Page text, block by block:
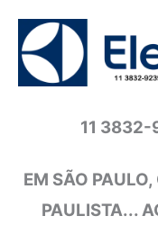
conteúdo
11
EM SÃO
PAULISTA...